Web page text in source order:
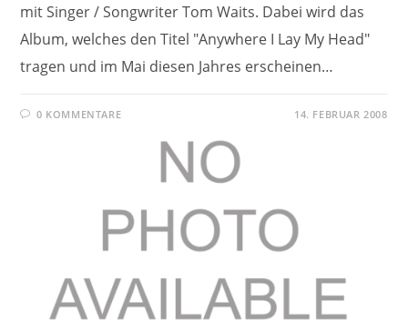
mit Singer / Songwriter Tom Waits. Dabei wird das
Album, welches den Titel "Anywhere I Lay My Head"
tragen und im Mai diesen Jahres erscheinen…
0 KOMMENTARE 14. FEBRUAR 2008